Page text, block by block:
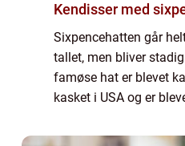
Kendisser med
Sixpencehatten går
tallet, men bliver
famøse hat er blevet
kasket i USA og er
til et populært valg for